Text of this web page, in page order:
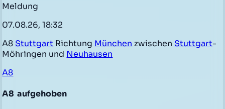
Meldung
07.08.26, 18:32
A8 Stuttgart Richtung München zwischen Stuttgart-
Möhringen und Neuhausen
A8
A8 aufgehoben